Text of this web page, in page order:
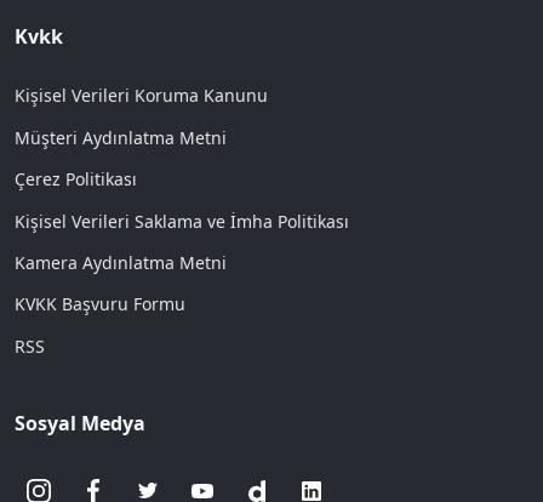
Kvkk
Kişisel Verileri Koruma Kanunu
Müşteri Aydınlatma Metni
Çerez Politikası
Kişisel Verileri Saklama ve İmha Politikası
Kamera Aydınlatma Metni
KVKK Başvuru Formu
RSS
Sosyal Medya